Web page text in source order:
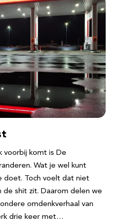
voorbij komt is De
Wat je wel kunt
doet. Toch voelt dat niet
de shit zit. Daarom delen we
omdenkverhaal van
drie keer met…